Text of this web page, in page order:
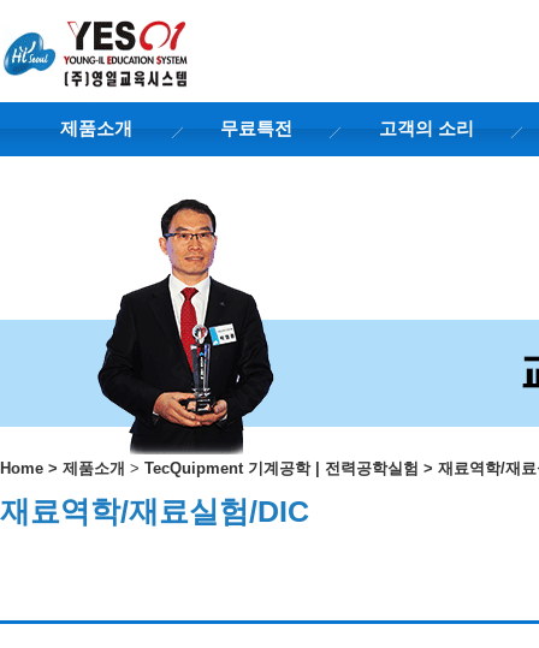
제품소개 무료특전 고객의 소리
Home > 제품소개 > TecQuipment 기계공학 | 전력공학실험 > 재료역학/재
재료역학/재료실험/DIC